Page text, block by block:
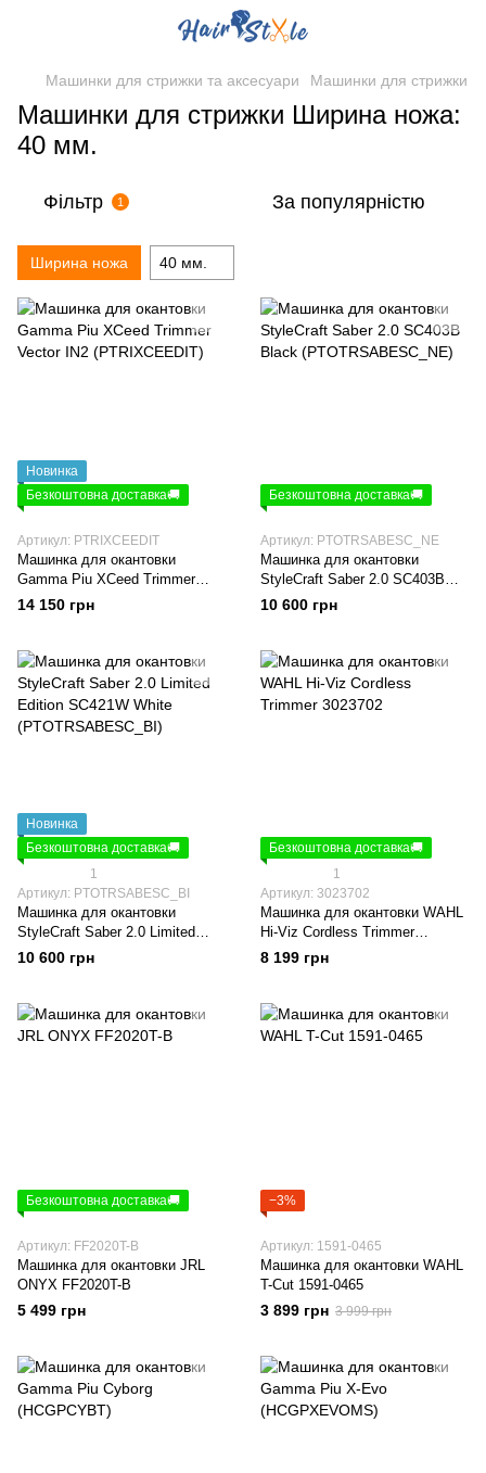
Машинки для стрижки та аксесуари Машинки для стрижки
Машинки для стрижки Ширина ножа:
40 мм.
Фільтр 1 За популярністю
Ширина ножа 40 мм.
Новинка
Безкоштовна доставка🚚
Артикул: PTRIXCEEDIT
Машинка для окантовки
Gamma Piu XCeed Trimmer
Vector IN2 (PTRIXCEEDIT)
14 150 грн
Безкоштовна доставка🚚
Артикул: PTOTRSABESC_NE
Машинка для окантовки
StyleCraft Saber 2.0 SC403B
Black (PTOTRSABESC_NE)
10 600 грн
Новинка
Безкоштовна доставка🚚
1
Артикул: PTOTRSABESC_BI
Машинка для окантовки
StyleCraft Saber 2.0 Limited
Edition SC421W White
(PTOTRSABESC_BI)
10 600 грн
Безкоштовна доставка🚚
1
Артикул: 3023702
Машинка для окантовки WAHL
Hi-Viz Cordless Trimmer
3023702
8 199 грн
Безкоштовна доставка🚚
Артикул: FF2020T-B
Машинка для окантовки JRL
ONYX FF2020T-B
5 499 грн
−3%
Артикул: 1591-0465
Машинка для окантовки WAHL
T-Cut 1591-0465
3 899 грн 3 999 грн